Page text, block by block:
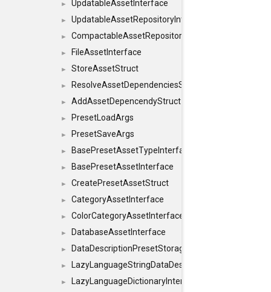
► UpdatableAssetInterface
► UpdatableAssetRepositoryInterface
► CompactableAssetRepositoryInterface
► FileAssetInterface
► StoreAssetStruct
► ResolveAssetDependenciesStruct
► AddAssetDepencendyStruct
► PresetLoadArgs
► PresetSaveArgs
► BasePresetAssetTypeInterface
► BasePresetAssetInterface
► CreatePresetAssetStruct
► CategoryAssetInterface
► ColorCategoryAssetInterface
► DatabaseAssetInterface
► DataDescriptionPresetStorageInterface
►
► LazyLanguageDictionaryInterface